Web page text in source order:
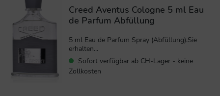
Creed Aventus Cologne 5 ml Eau
de Parfum Abfüllung
5 ml Eau de Parfum Spray (Abfüllung).Sie
erhalten...
Sofort verfügbar ab CH-Lager - keine
Zollkosten